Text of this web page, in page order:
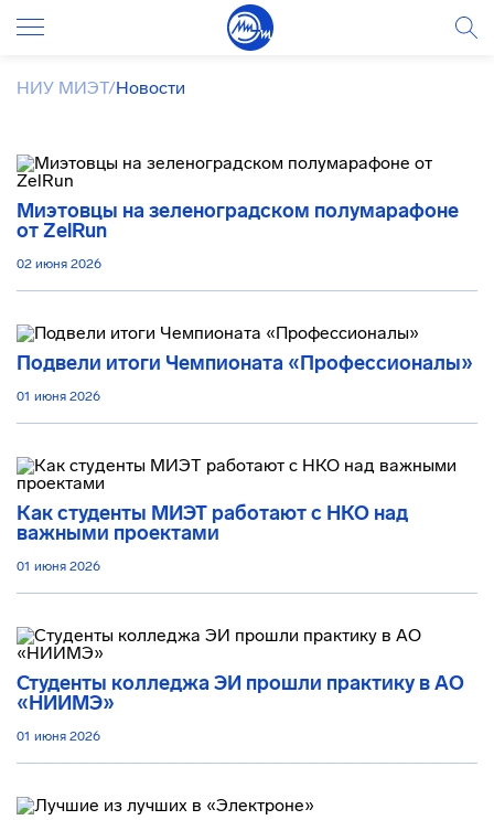
НИУ МИЭТ/Новости
Миэтовцы на зеленоградском полумарафоне
от ZelRun
02 июня 2026
Подвели итоги Чемпионата «Профессионалы»
01 июня 2026
Как студенты МИЭТ работают с НКО над
важными проектами
01 июня 2026
Студенты колледжа ЭИ прошли практику в АО
«НИИМЭ»
01 июня 2026